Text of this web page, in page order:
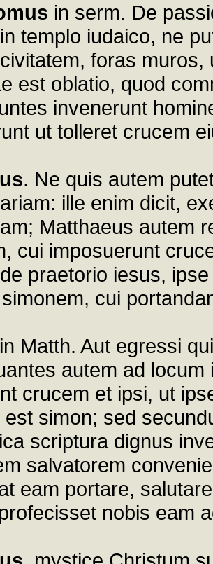
in serm. De
templo iudaico, ne
foras
est oblatio, quod
invenerunt
ut tolleret crucem
. Ne quis autem
ille enim dicit,
Matthaeus autem
cui imposuerunt
praetorio iesus,
cui
in Matth. Aut egressi
autem ad
crucem et ipsi, ut
simon; sed
scriptura dignus
salvatorem
eam portare,
nobis eam